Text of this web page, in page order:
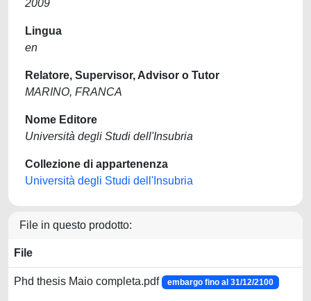
2009
Lingua
en
Relatore, Supervisor, Advisor o Tutor
MARINO, FRANCA
Nome Editore
Università degli Studi dell'Insubria
Collezione di appartenenza
Università degli Studi dell'Insubria
File in questo prodotto:
File
Phd thesis Maio completa.pdf embargo fino al 31/12/2100